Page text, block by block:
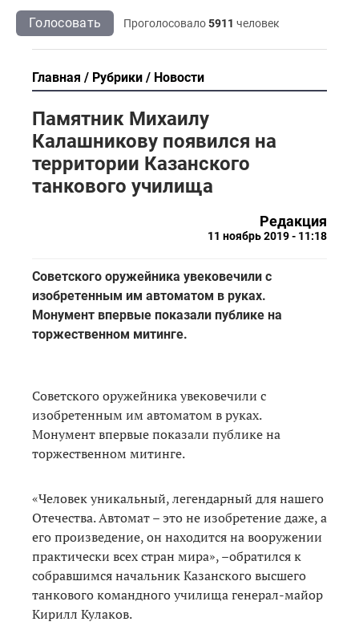
Голосовать Проголосовало5911 человек
Главная Рубрики Новости
Памятник Михаилу
Калашникову появился на
территории Казанского
танкового училища
Редакция
11 ноябрь 2019 - 11:18
Советского оружейника увековечили с
изобретенным им автоматом в руках.
Монумент впервые показали публике на
торжественном митинге.
Советского оружейника увековечили с
изобретенным им автоматом в руках.
Монумент впервые показали публике на
торжественном митинге.
«Человек уникальный, легендарный для нашего
Отечества. Автомат – это не изобретение даже, а
его произведение, он находится на вооружении
практически всех стран мира», –обратился к
собравшимся начальник Казанского высшего
танкового командного училища генерал-майор
Кирилл Кулаков.